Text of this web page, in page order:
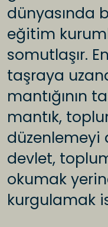
dünyasında
eğitim
somutlaşır.
taşraya
mantığının
mantık,
düzenlemeyi
devlet,
okumak
kurgulamak